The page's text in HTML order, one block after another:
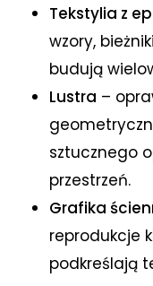
Tekstylia z
wzory,
budują
Lustra –
sztucznego
przestrzeń.
Grafika
reprodukcje
podkreślają